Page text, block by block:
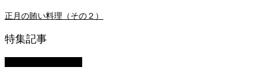
正月の賄い料理（その２）
特集記事